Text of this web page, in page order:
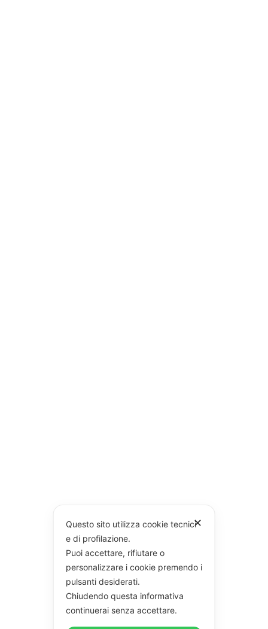
✕
Questo sito utilizza cookie tecnici
e di profilazione.
Puoi accettare, rifiutare o
personalizzare i cookie premendo i
pulsanti desiderati.
Chiudendo questa informativa
continuerai senza accettare.